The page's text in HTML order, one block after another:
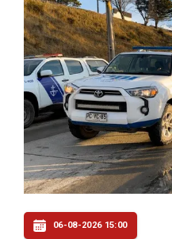
06-08-2026 07:00